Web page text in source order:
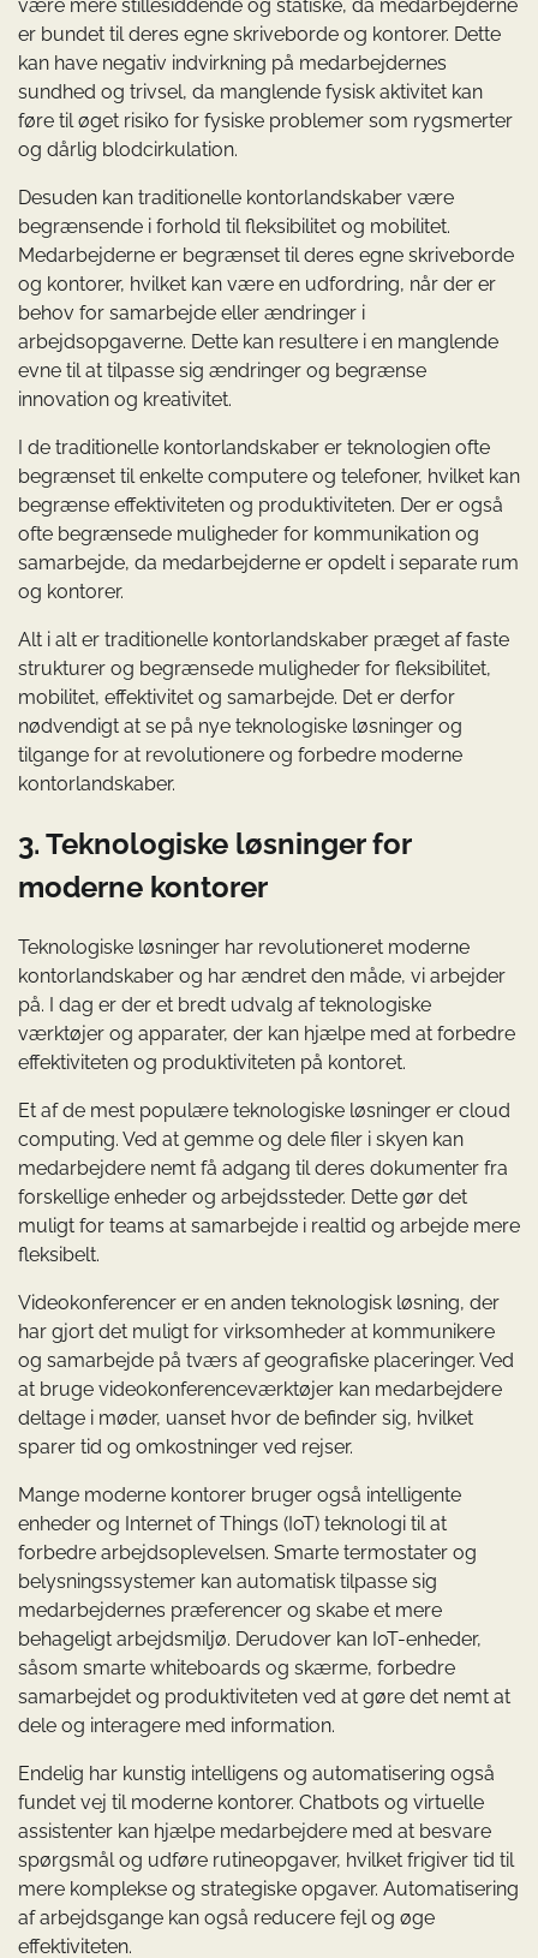
være mere stillesiddende og statiske, da medarbejderne
er bundet til deres egne skriveborde og kontorer. Dette
kan have negativ indvirkning på medarbejdernes
sundhed og trivsel, da manglende fysisk aktivitet kan
føre til øget risiko for fysiske problemer som rygsmerter
og dårlig blodcirkulation.
Desuden kan traditionelle kontorlandskaber være
begrænsende i forhold til fleksibilitet og mobilitet.
Medarbejderne er begrænset til deres egne skriveborde
og kontorer, hvilket kan være en udfordring, når der er
behov for samarbejde eller ændringer i
arbejdsopgaverne. Dette kan resultere i en manglende
evne til at tilpasse sig ændringer og begrænse
innovation og kreativitet.
I de traditionelle kontorlandskaber er teknologien ofte
begrænset til enkelte computere og telefoner, hvilket kan
begrænse effektiviteten og produktiviteten. Der er også
ofte begrænsede muligheder for kommunikation og
samarbejde, da medarbejderne er opdelt i separate rum
og kontorer.
Alt i alt er traditionelle kontorlandskaber præget af faste
strukturer og begrænsede muligheder for fleksibilitet,
mobilitet, effektivitet og samarbejde. Det er derfor
nødvendigt at se på nye teknologiske løsninger og
tilgange for at revolutionere og forbedre moderne
kontorlandskaber.
3. Teknologiske løsninger for
moderne kontorer
Teknologiske løsninger har revolutioneret moderne
kontorlandskaber og har ændret den måde, vi arbejder
på. I dag er der et bredt udvalg af teknologiske
værktøjer og apparater, der kan hjælpe med at forbedre
effektiviteten og produktiviteten på kontoret.
Et af de mest populære teknologiske løsninger er cloud
computing. Ved at gemme og dele filer i skyen kan
medarbejdere nemt få adgang til deres dokumenter fra
forskellige enheder og arbejdssteder. Dette gør det
muligt for teams at samarbejde i realtid og arbejde mere
fleksibelt.
Videokonferencer er en anden teknologisk løsning, der
har gjort det muligt for virksomheder at kommunikere
og samarbejde på tværs af geografiske placeringer. Ved
at bruge videokonferenceværktøjer kan medarbejdere
deltage i møder, uanset hvor de befinder sig, hvilket
sparer tid og omkostninger ved rejser.
Mange moderne kontorer bruger også intelligente
enheder og Internet of Things (IoT) teknologi til at
forbedre arbejdsoplevelsen. Smarte termostater og
belysningssystemer kan automatisk tilpasse sig
medarbejdernes præferencer og skabe et mere
behageligt arbejdsmiljø. Derudover kan IoT-enheder,
såsom smarte whiteboards og skærme, forbedre
samarbejdet og produktiviteten ved at gøre det nemt at
dele og interagere med information.
Endelig har kunstig intelligens og automatisering også
fundet vej til moderne kontorer. Chatbots og virtuelle
assistenter kan hjælpe medarbejdere med at besvare
spørgsmål og udføre rutineopgaver, hvilket frigiver tid til
mere komplekse og strategiske opgaver. Automatisering
af arbejdsgange kan også reducere fejl og øge
effektiviteten.